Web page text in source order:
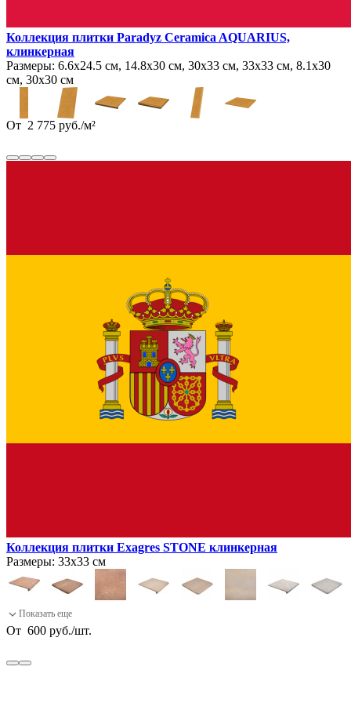
Коллекция плитки Paradyz Ceramica AQUARIUS,
клинкерная
Размеры: 6.6х24.5 см, 14.8х30 см, 30х33 см, 33х33 см, 8.1х30
см, 30х30 см
От 2 775 руб./м²
Коллекция плитки Exagres STONE клинкерная
Размеры: 33х33 см
От 600 руб./шт.